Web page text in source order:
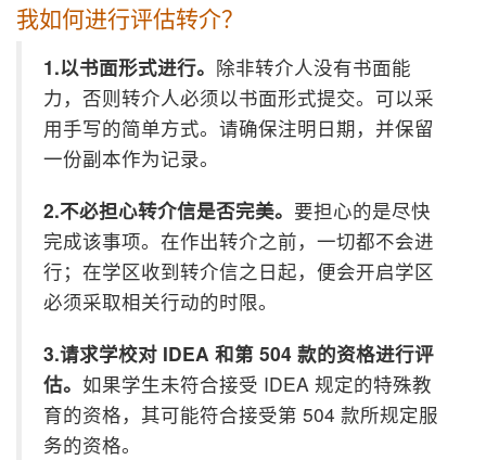
我如何进行评估转介？
1.以书面形式进行。 除非转介人没有书面能
力，否则转介人必须以书面形式提交。可以采
用手写的简单方式。请确保注明日期，并保留
一份副本作为记录。
2.不必担心转介信是否完美。 要担心的是尽快
完成该事项。在作出转介之前，一切都不会进
行；在学区收到转介信之日起，便会开启学区
必须采取相关行动的时限。
3.请求学校对 IDEA 和第 504 款的资格进行评
估。 如果学生未符合接受 IDEA 规定的特殊教
育的资格，其可能符合接受第 504 款所规定服
务的资格。